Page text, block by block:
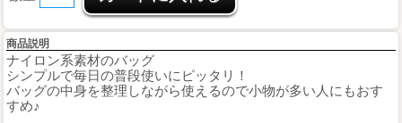
商品説明
ナイロン系素材のバッグ
シンプルで毎日の普段使いにピッタリ！
バッグの中身を整理しながら使えるので小物が多い人にもおす
すめ♪